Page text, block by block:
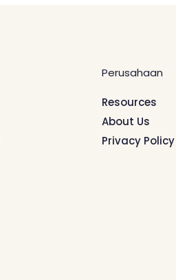
Perusahaan
Resources
About Us
Privacy Policy